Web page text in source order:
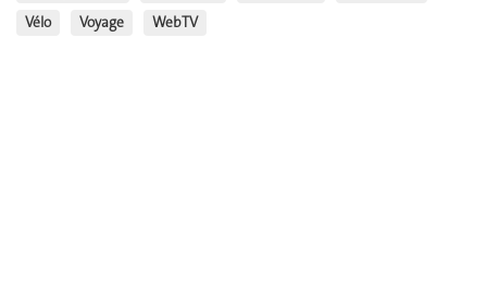
Vélo
Voyage WebTV